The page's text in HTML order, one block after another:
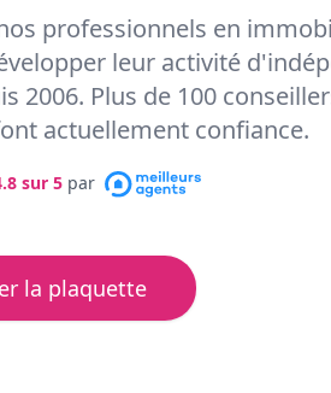
professionnels en
leur activité
2006. Plus de 100
actuellement confiance.
sur 5 par
la plaquette